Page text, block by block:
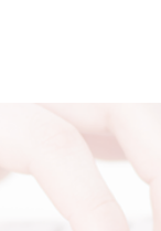
賠償
は、データの消失
特別、偶発的、結果
なる場合において